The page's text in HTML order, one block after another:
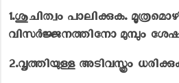
1.ശുചിത്വം പാലിക്കുക.
വിസർജ്ജനത്തിനോ മുമ്പും
2.വൃത്തിയുള്ള അടിവസ്ത്രം